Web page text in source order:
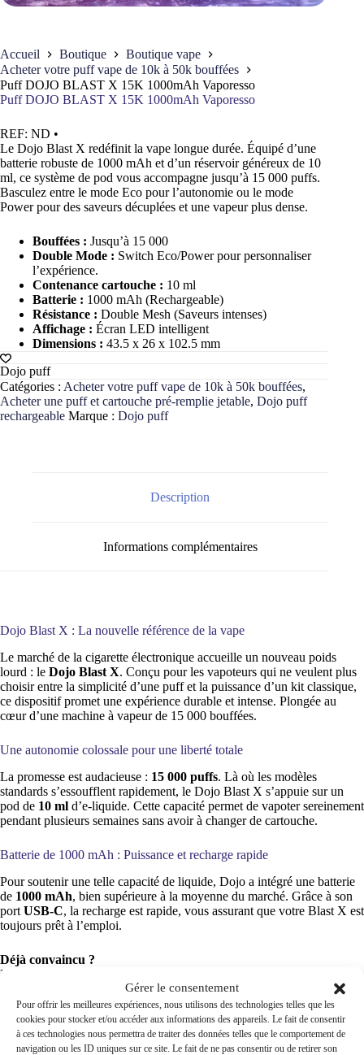
Gérer le consentement
Pour offrir les meilleures expériences, nous utilisons des technologies telles que les
cookies pour stocker et/ou accéder aux informations des appareils. Le fait de consentir
à ces technologies nous permettra de traiter des données telles que le comportement de
navigation ou les ID uniques sur ce site. Le fait de ne pas consentir ou de retirer son
Accueil Boutique
Boutique vape
Acheter votre puff vape de 10k à 50k bouffées
Puff DOJO BLAST X 15K 1000mAh Vaporesso
Puff DOJO BLAST X 15K 1000mAh Vaporesso
REF: ND •
Le Dojo Blast X redéfinit la vape longue durée. Équipé d’une
batterie robuste de 1000 mAh et d’un réservoir généreux de 10
ml, ce système de pod vous accompagne jusqu’à 15 000 puffs.
Basculez entre le mode Eco pour l’autonomie ou le mode
Power pour des saveurs décuplées et une vapeur plus dense.
Bouffées : Jusqu’à 15 000
Double Mode : Switch Eco/Power pour personnaliser
l’expérience.
Contenance cartouche : 10 ml
Batterie : 1000 mAh (Rechargeable)
Résistance : Double Mesh (Saveurs intenses)
Affichage : Écran LED intelligent
Dimensions : 43.5 x 26 x 102.5 mm
Dojo puff
Catégories : Acheter votre puff vape de 10k à 50k bouffées,
Acheter une puff et cartouche pré-remplie jetable, Dojo puff
rechargeable Marque : Dojo puff
Description
Informations complémentaires
Dojo Blast X : La nouvelle référence de la vape
Le marché de la cigarette électronique accueille un nouveau poids
lourd : le Dojo Blast X. Conçu pour les vapoteurs qui ne veulent plus
choisir entre la simplicité d’une puff et la puissance d’un kit classique,
ce dispositif promet une expérience durable et intense. Plongée au
cœur d’une machine à vapeur de 15 000 bouffées.
Une autonomie colossale pour une liberté totale
La promesse est audacieuse : 15 000 puffs. Là où les modèles
standards s’essoufflent rapidement, le Dojo Blast X s’appuie sur un
pod de 10 ml d’e-liquide. Cette capacité permet de vapoter sereinement
pendant plusieurs semaines sans avoir à changer de cartouche.
Batterie de 1000 mAh : Puissance et recharge rapide
Pour soutenir une telle capacité de liquide, Dojo a intégré une batterie
de 1000 mAh, bien supérieure à la moyenne du marché. Grâce à son
port USB-C, la recharge est rapide, vous assurant que votre Blast X est
toujours prêt à l’emploi.
Déjà convaincu ?
Passez à la vitesse supérieure avec le Dojo Blast X, le compagnon
idéal des gros vapoteurs.
Mode Eco vs mode power : La vape à la carte
L’innovation majeure du Dojo Blast X réside dans son switch de
puissance. Il s’adapte à vos envies :